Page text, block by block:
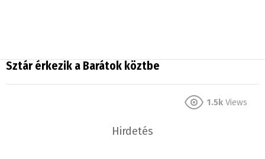
Sztár érkezik a Barátok köztbe
1.5k Views
Hirdetés